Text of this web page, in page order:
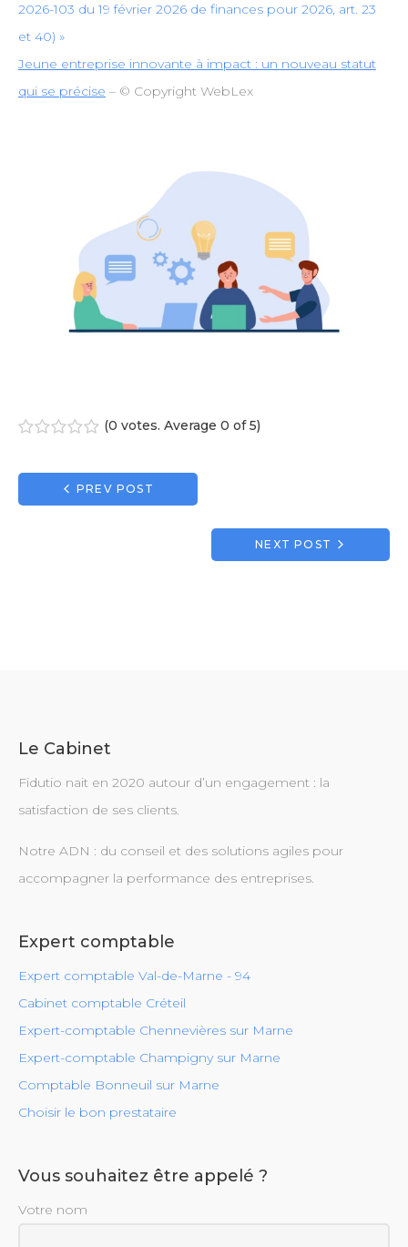
2026-103 du 19 février 2026 de finances pour 2026, art. 23
et 40) »
Jeune entreprise innovante à impact : un nouveau statut
qui se précise – © Copyright WebLex
(0 votes. Average 0 of 5)
Navigation
de
PREV POST
NEXT POST
Le Cabinet
Fidutio nait en 2020 autour d’un engagement : la
satisfaction de ses clients.
Notre ADN : du conseil et des solutions agiles pour
accompagner la performance des entreprises.
Expert comptable
Expert comptable Val-de-Marne - 94
Cabinet comptable Créteil
Expert-comptable Chennevières sur Marne
Expert-comptable Champigny sur Marne
Comptable Bonneuil sur Marne
Choisir le bon prestataire
Vous souhaitez être appelé ?
Votre nom